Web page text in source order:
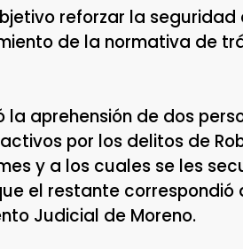
reforzar la seguridad
de la normativa de
aprehensión de dos
por los delitos de
y a los cuales se les
el restante correspondió
Judicial de Moreno.